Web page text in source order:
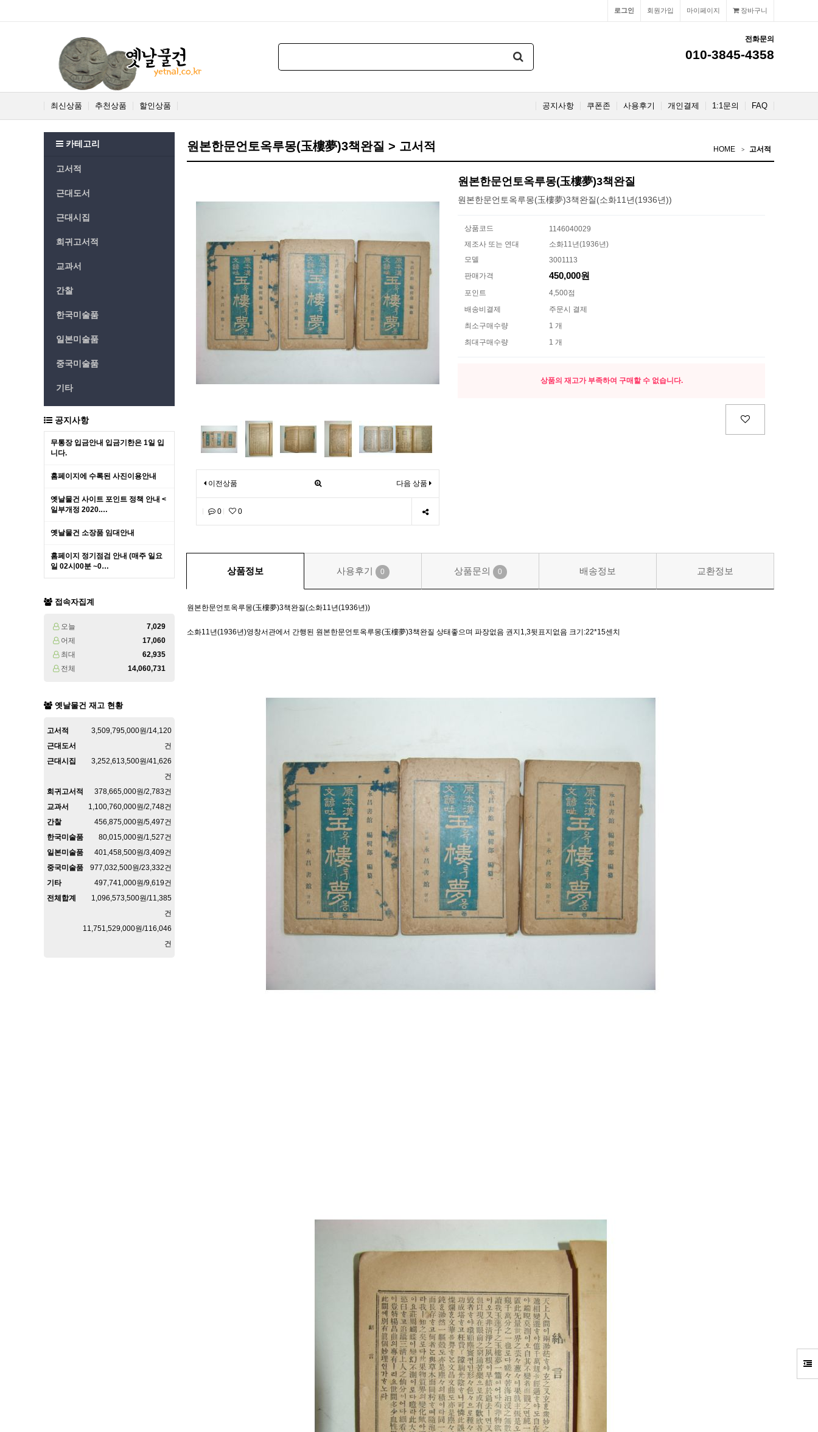
장바구니
마이페이지
회원가입
로그인
전화문의
010-3845-4358
최신상품 추천상품 할인상품 FAQ
1:1문의
개인결제
사용후기
쿠폰존
공지사항
카테고리
고서적
근대도서
근대시집
희귀고서적
교과서
간찰
한국미술품
일본미술품
중국미술품
기타
공지사항
무통장 입금안내 입금기한은 1일 입
니다.
홈페이지에 수록된 사진이용안내
옛날물건 사이트 포인트 정책 안내 <
일부개정 2020.…
옛날물건 소장품 임대안내
홈페이지 정기점검 안내 (매주 일요
일 02시00분 ~0…
접속자집계
오늘
7,029
어제
17,060
최대
62,935
전체
14,060,731
옛날물건 재고 현황
고서적
3,509,795,000원/14,120
건
근대도서
3,252,613,500원/41,626
건
근대시집
378,665,000원/2,783건
희귀고서적
1,100,760,000원/2,748건
교과서
456,875,000원/5,497건
간찰
80,015,000원/1,527건
한국미술품
401,458,500원/3,409건
일본미술품
977,032,500원/23,332건
중국미술품
497,741,000원/9,619건
기타
1,096,573,500원/11,385
건
전체합계
11,751,529,000원/116,046
건
원본한문언토옥루몽(玉樓夢)3책완질 > 고서적 HOME 고서적
이전상품 다음 상품
0 0
원본한문언토옥루몽(玉樓夢)3책완질
원본한문언토옥루몽(玉樓夢)3책완질(소화11년(1936년))
상품코드
1146040029
제조사 또는 연대
소화11년(1936년)
모델
3001113
판매가격
450,000원
포인트
4,500점
배송비결제
주문시 결제
최소구매수량
1 개
최대구매수량
1 개
상품의 재고가 부족하여 구매할 수 없습니다.
상품정보 사용후기 0 상품문의 0 배송정보 교환정보
원본한문언토옥루몽(玉樓夢)3책완질(소화11년(1936년))
소화11년(1936년)영창서관에서 간행된 원본한문언토옥루몽(玉樓夢)3책완질 상태좋으며 파장없음 권지1,3뒷표지없음 크기:22*15센치